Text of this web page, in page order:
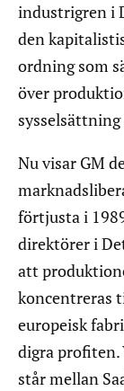
industrigren i
den
ordning som
över
Nu visar GM
förtjusta i
direktörer i
att
koncentreras
europeisk
digra profiten.
står mellan